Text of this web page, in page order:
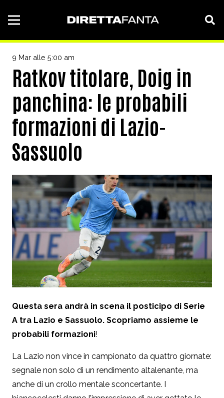
9 Mar alle 5:00 am
Ratkov titolare, Doig in
panchina: le probabili
formazioni di Lazio-
Sassuolo
Questa sera andrà in scena il posticipo di Serie
A tra Lazio e Sassuolo. Scopriamo assieme le
probabili formazioni!
La Lazio non vince in campionato da quattro giornate:
segnale non solo di un rendimento altalenante, ma
anche di un crollo mentale sconcertante. I